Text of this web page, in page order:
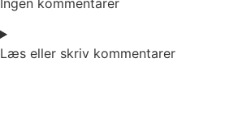
Læs eller skriv kommentarer